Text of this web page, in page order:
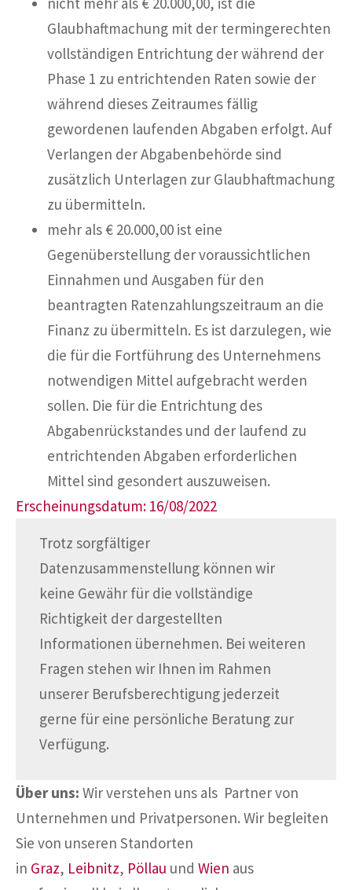
Glaubhaftmachung mit der termingerechten
vollständigen Entrichtung der während der
Phase 1 zu entrichtenden Raten sowie der
während dieses Zeitraumes fällig
gewordenen laufenden Abgaben erfolgt. Auf
Verlangen der Abgabenbehörde sind
zusätzlich Unterlagen zur Glaubhaftmachung
zu übermitteln.
mehr als € 20.000,00 ist eine
Gegenüberstellung der voraussichtlichen
Einnahmen und Ausgaben für den
beantragten Ratenzahlungszeitraum an die
Finanz zu übermitteln. Es ist darzulegen, wie
die für die Fortführung des Unternehmens
notwendigen Mittel aufgebracht werden
sollen. Die für die Entrichtung des
Abgabenrückstandes und der laufend zu
entrichtenden Abgaben erforderlichen
Mittel sind gesondert auszuweisen.
Erscheinungsdatum: 16/08/2022
Trotz sorgfältiger
Datenzusammenstellung können wir
keine Gewähr für die vollständige
Richtigkeit der dargestellten
Informationen übernehmen. Bei weiteren
Fragen stehen wir Ihnen im Rahmen
unserer Berufsberechtigung jederzeit
gerne für eine persönliche Beratung zur
Verfügung.
Über uns: Wir verstehen uns als Partner von
Unternehmen und Privatpersonen. Wir begleiten
Sie von unseren Standorten
in Graz, Leibnitz, Pöllau und Wien aus